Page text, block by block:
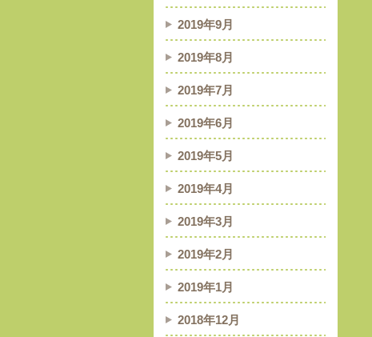
2019年9月
2019年8月
2019年7月
2019年6月
2019年5月
2019年4月
2019年3月
2019年2月
2019年1月
2018年12月